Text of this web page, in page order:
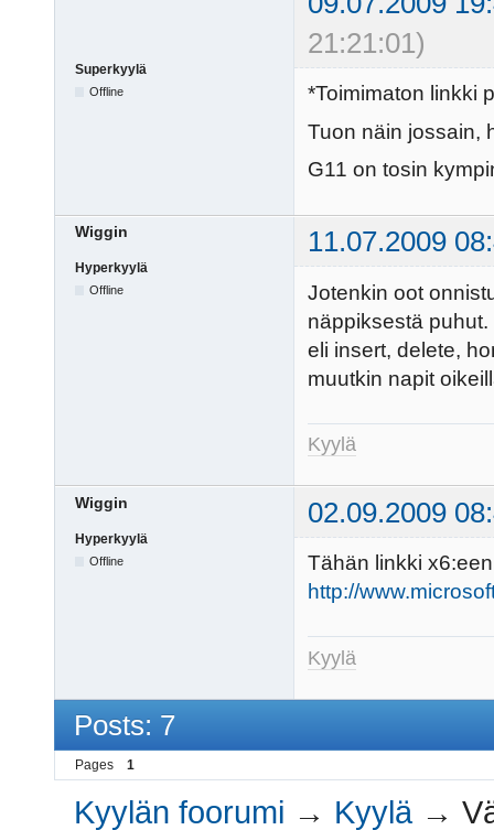
21:21:01)
Superkyylä
Offline
*Toimimaton linkki
Tuon näin jossain,
G11 on tosin
Wiggin 11.07.2009
Hyperkyylä
Offline
Jotenkin oot
näppiksestä
eli insert, delete,
muutkin napit
Kyylä
Wiggin 02.09.2009
Hyperkyylä
Offline
Tähän linkki
http://
Kyylä
Posts: 7
Pages 1
Kyylän foorumi → Kyylä →